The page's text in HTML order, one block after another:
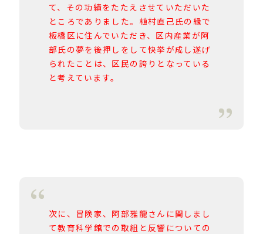
て、その功績をたたえさせていただいた
ところでありました。植村直己氏の縁で
板橋区に住んでいただき、区内産業が阿
部氏の夢を後押しをして快挙が成し遂げ
られたことは、区民の誇りとなっている
と考えています。
次に、冒険家、阿部雅龍さんに関しまし
て教育科学館での取組と反響についての